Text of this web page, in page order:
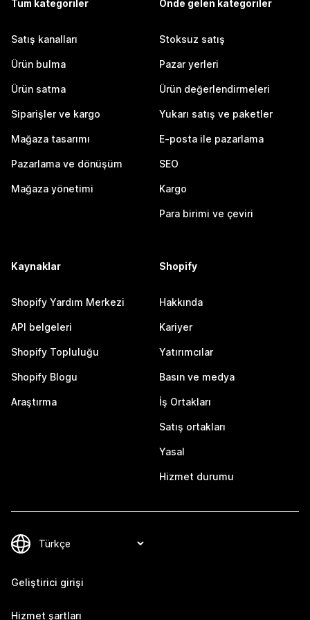
Tüm kategoriler
Satış kanalları
Ürün bulma
Ürün satma
Siparişler ve kargo
Mağaza tasarımı
Pazarlama ve dönüşüm
Mağaza yönetimi
Önde gelen kategoriler
Stoksuz satış
Pazar yerleri
Ürün değerlendirmeleri
Yukarı satış ve paketler
E-posta ile pazarlama
SEO
Kargo
Para birimi ve çeviri
Kaynaklar
Shopify Yardım Merkezi
API belgeleri
Shopify Topluluğu
Shopify Blogu
Araştırma
Shopify
Hakkında
Kariyer
Yatırımcılar
Basın ve medya
İş Ortakları
Satış ortakları
Yasal
Hizmet durumu
Geliştirici girişi
Hizmet şartları